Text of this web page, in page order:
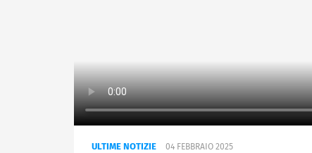
ULTIME NOTIZIE 04 FEBBRAIO 2025